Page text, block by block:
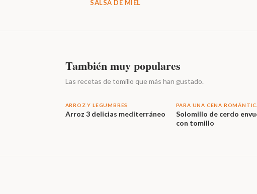
SALSA DE MIEL
También muy populares
Las recetas de tomillo que más han gustado.
ARROZ Y LEGUMBRES
Arroz 3 delicias mediterráneo
PARA UNA CENA
Solomillo de cerdo
con tomillo